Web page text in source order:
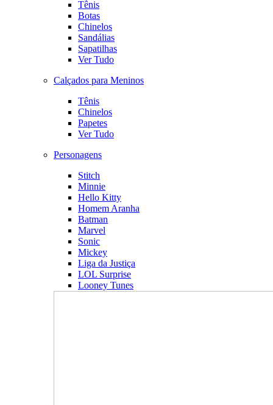
Tênis
Botas
Chinelos
Sandálias
Sapatilhas
Ver Tudo
Calçados para Meninos
Tênis
Chinelos
Papetes
Ver Tudo
Personagens
Stitch
Minnie
Hello Kitty
Homem Aranha
Batman
Marvel
Sonic
Mickey
Liga da Justiça
LOL Surprise
Looney Tunes